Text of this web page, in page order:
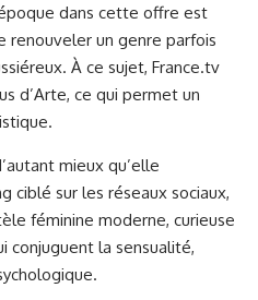
dans cette offre est
un genre parfois
À ce sujet, France.tv
d’Arte, ce qui permet un
mieux qu’elle
ciblé sur les réseaux sociaux,
féminine moderne, curieuse
conjuguent la sensualité,